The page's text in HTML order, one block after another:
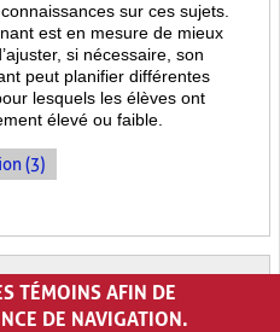
sur ces sujets.
est en mesure de mieux
si nécessaire, son
peut planifier différentes
lesquels les élèves ont
élevé ou faible.
(3)
TÉMOINS AFIN DE
DE NAVIGATION.